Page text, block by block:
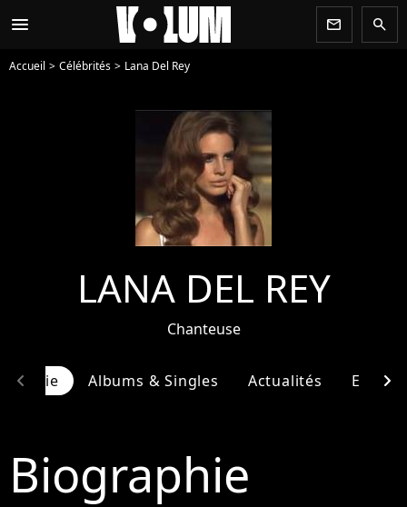
menu newsletter search
Accueil Célébrités Lana Del Rey
LANA DEL REY
Chanteuse
Albums & Singles Actualités
chevron_left chevron_right
Biographie